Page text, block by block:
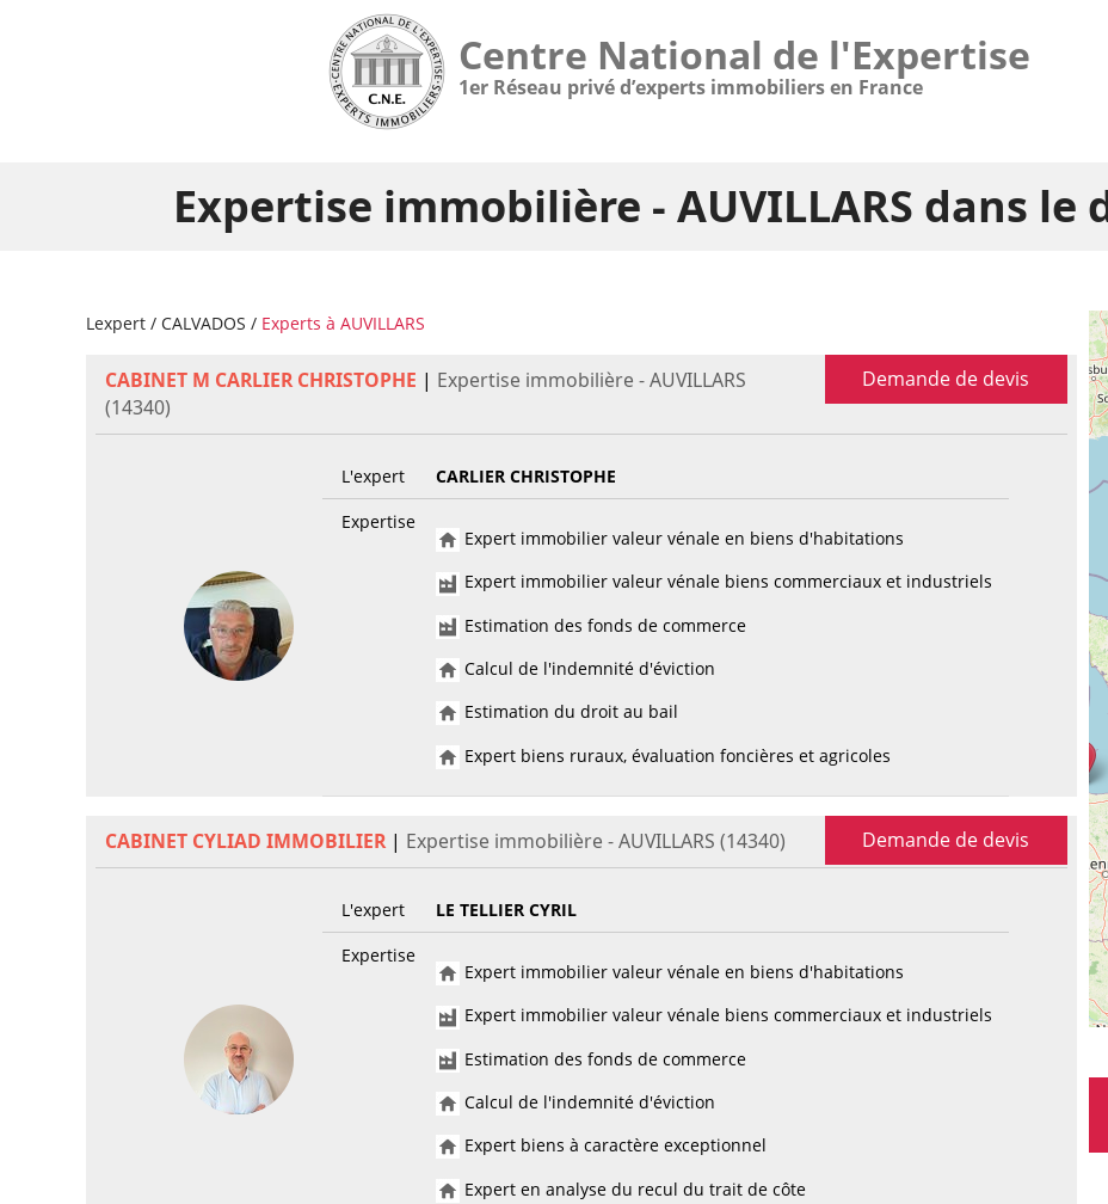
Centre National de l'Expertise
1er Réseau privé d’experts immobiliers en France
Expertise immobilière - AUVILLARS dans
Lexpert / CALVADOS / Experts à AUVILLARS
CABINET M CARLIER CHRISTOPHE | Expertise immobilière - AUVILLARS
(14340)
Demande de devis
L'expert
CARLIER CHRISTOPHE
Expertise
Expert immobilier valeur vénale en biens d'habitations
Expert immobilier valeur vénale biens commerciaux et industriels
Estimation des fonds de commerce
Calcul de l'indemnité d'éviction
Estimation du droit au bail
Expert biens ruraux, évaluation foncières et agricoles
CABINET CYLIAD IMMOBILIER | Expertise immobilière - AUVILLARS (14340) Demande de devis
L'expert
LE TELLIER CYRIL
Expertise
Expert immobilier valeur vénale en biens d'habitations
Expert immobilier valeur vénale biens commerciaux et industriels
Estimation des fonds de commerce
Calcul de l'indemnité d'éviction
Expert biens à caractère exceptionnel
Expert en analyse du recul du trait de côte